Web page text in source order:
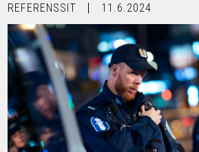
REFERENSSIT 11.6.2024